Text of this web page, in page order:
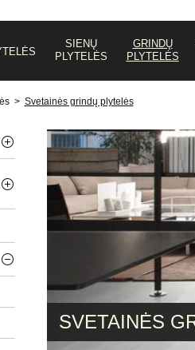
SIENŲ
PLYTELĖS
GRINDŲ
PLYTELĖS
> Svetainės grindų plytelės
SVETAINĖS